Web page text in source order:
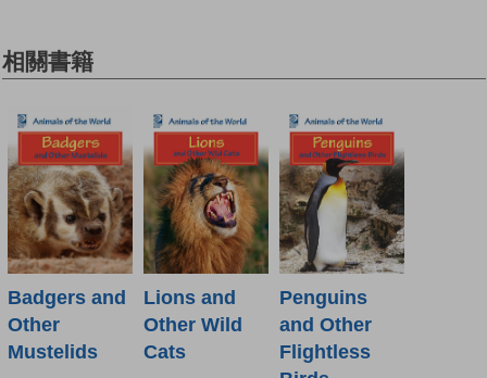
相關書籍
Badgers and
Other
Mustelids
Lions and
Other Wild
Cats
Penguins
and Other
Flightless